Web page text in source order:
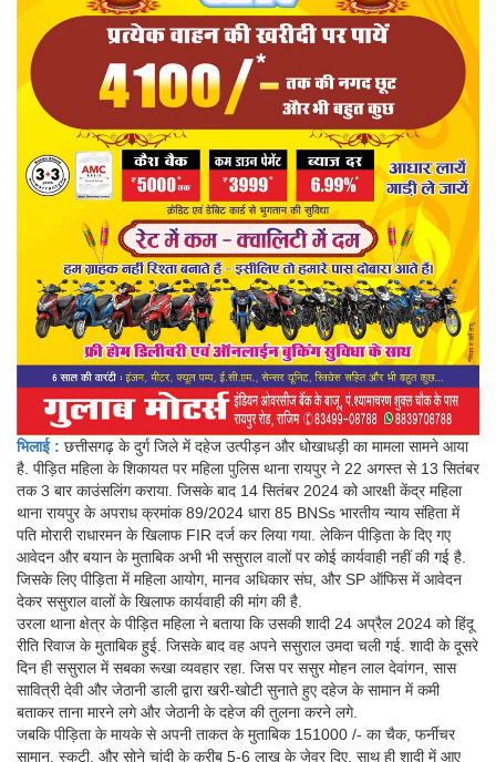
भिलाई : छत्तीसगढ़ के दुर्ग जिले में दहेज उत्पीड़न और धोखाधड़ी का मामला सामने आया
है. पीड़ित महिला के शिकायत पर महिला पुलिस थाना रायपुर ने 22 अगस्त से 13 सितंबर
तक 3 बार काउंसलिंग कराया. जिसके बाद 14 सितंबर 2024 को आरक्षी केंद्र महिला
थाना रायपुर के अपराध क्रमांक 89/2024 धारा 85 BNSs भारतीय न्याय संहिता में
पति मोरारी राधारमन के खिलाफ FIR दर्ज कर लिया गया. लेकिन पीड़िता के दिए गए
आवेदन और बयान के मुताबिक अभी भी ससुराल वालों पर कोई कार्यवाही नहीं की गई है.
जिसके लिए पीड़िता में महिला आयोग, मानव अधिकार संघ, और SP ऑफिस में आवेदन
देकर ससुराल वालों के खिलाफ कार्यवाही की मांग की है.
उरला थाना क्षेत्र के पीड़ित महिला ने बताया कि उसकी शादी 24 अप्रैल 2024 को हिंदू
रीति रिवाज के मुताबिक हुई. जिसके बाद वह अपने ससुराल उमदा चली गई. शादी के दूसरे
दिन ही ससुराल में सबका रूखा व्यवहार रहा. जिस पर ससुर मोहन लाल देवांगन, सास
सावित्री देवी और जेठानी डाली द्वारा खरी-खोटी सुनाते हुए दहेज के सामान में कमी
बताकर ताना मारने लगे और जेठानी के दहेज की तुलना करने लगे.
जबकि पीड़िता के मायके से अपनी ताकत के मुताबिक 151000 /- का चैक, फर्नीचर
सामान, स्कूटी, और सोने चांदी के करीब 5-6 लाख के जेवर दिए. साथ ही शादी में आए